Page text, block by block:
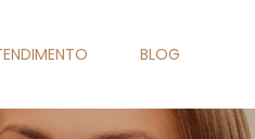
BLOG